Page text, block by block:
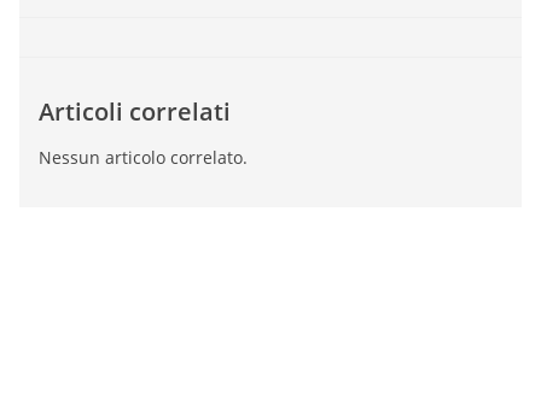
Articoli correlati
Nessun articolo correlato.